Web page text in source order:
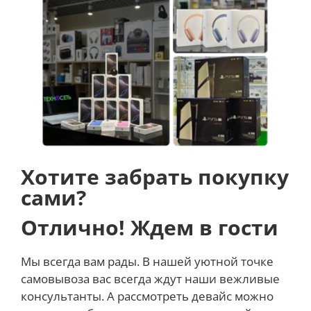
одновременно проверять эти три показателя.
Автономность
Часы оснащены мощным аккумулятором емкостью
300 мАч, который обеспечивает 14-дневную
автономную работу при обычном использовании.
Хотите забрать покупку
сами?
Отлично! Ждем в гости
Мы всегда вам рады. В нашей уютной точке
самовывоза вас всегда ждут наши вежливые
консультанты. А рассмотреть девайс можно